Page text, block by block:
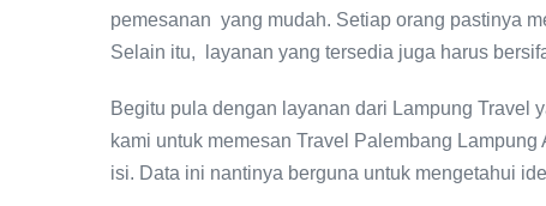
pemesanan yang mudah. Setiap orang pastinya
Selain itu, layanan yang tersedia juga harus
Begitu pula dengan layanan dari Lampung Travel
kami untuk memesan Travel Palembang
isi. Data ini nantinya berguna untuk mengetahui